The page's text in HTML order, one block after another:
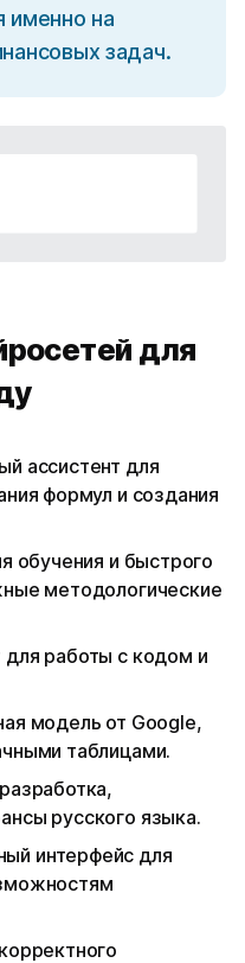
именно на
задач.
для
ассистент для
формул и создания
обучения и быстрого
методологические
для работы с кодом и
модель от Google,
таблицами.
русского языка.
интерфейс для